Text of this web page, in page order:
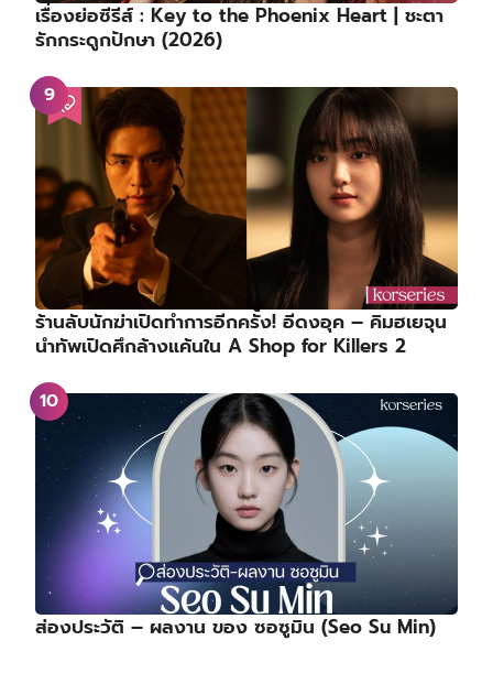
เรื่องย่อซีรีส์ : Key to the Phoenix Heart | ชะตา
รักกระดูกปักษา (2026)
ร้านลับนักฆ่าเปิดทำการอีกครั้ง! อีดงอุค – คิมฮเยจุน
นำทัพเปิดศึกล้างแค้นใน A Shop for Killers 2
ส่องประวัติ – ผลงาน ของ ซอซูมิน (Seo Su Min)